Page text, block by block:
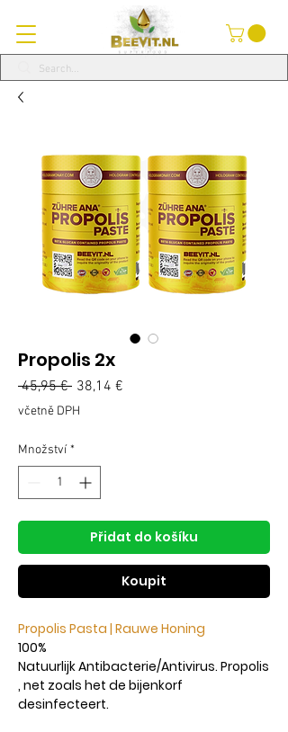
Propolis 2x
45,95 € Běžná
cena
38,14 €
včetně DPH
Množství *
Přidat do košíku
Koupit
Propolis Pasta | Rauwe Honing
100%
Natuurlijk Antibacterie/Antivirus. Propolis
, net zoals het de bijenkorf
desinfecteert.